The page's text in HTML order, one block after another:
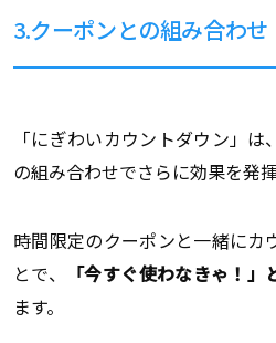
3.クーポンとの組み合わせ
「にぎわいカウントダウン」は、
の組み合わせでさらに効果を発
時間限定のクーポンと一緒にカ
とで、
「今すぐ使わなきゃ！
ます。